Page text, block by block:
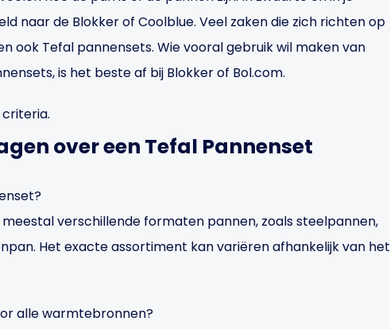
naar de Blokker of Coolblue. Veel zaken die zich richten op
ook Tefal pannensets. Wie vooral gebruik wil maken van
is het beste af bij Blokker of Bol.com.
over een Tefal Pannenset
verschillende formaten pannen, zoals steelpannen,
Het exacte assortiment kan variëren afhankelijk van het
alle warmtebronnen?